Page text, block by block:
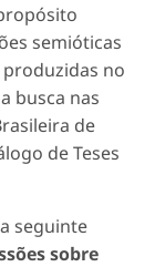
semióticas
no
busca nas
de
de Teses
seguinte
sobre